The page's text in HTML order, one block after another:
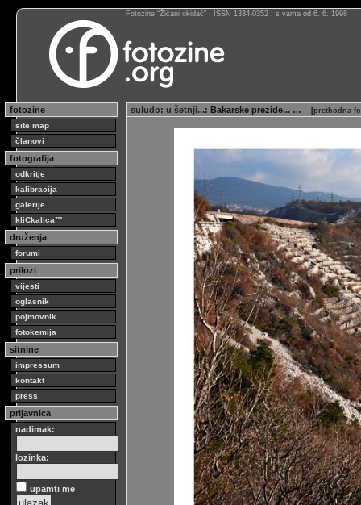
Fotozine “Žičani okidač” : ISSN 1334-0352 : s vama od 6. 6. 1998
fotozine
site map
članovi
fotografija
odkritje
kalibracija
galerije
kliCkalica™
druženja
forumi
prilozi
vijesti
oglasnik
pojmovnik
fotokemija
sitnine
impressum
kontakt
press
prijavnica
nadimak:
lozinka:
upamti me
suludo: u šetnji...: Bakarske prezide... … [prethodna